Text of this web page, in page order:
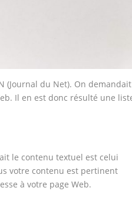
(Journal du Net). On demandait
Il en est donc résulté une
le contenu textuel est celui
votre contenu est pertinent
à votre page Web.